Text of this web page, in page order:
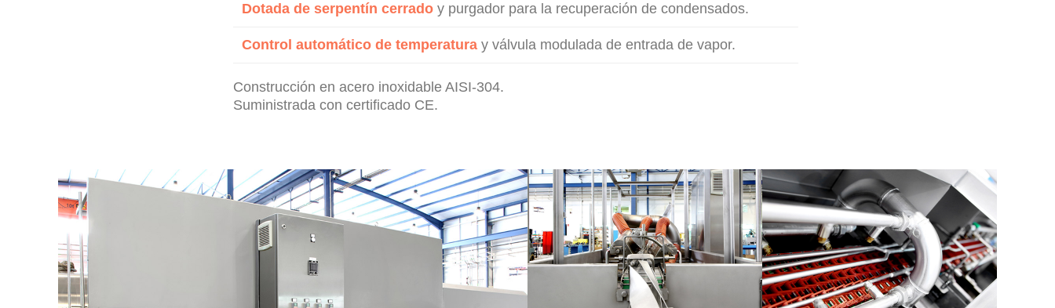
Dotada de serpentín cerrado y purgador para la recuperación de condensados.
Control automático de temperatura y válvula modulada de entrada de vapor.
Construcción en acero inoxidable AISI-304.
Suministrada con certificado CE.